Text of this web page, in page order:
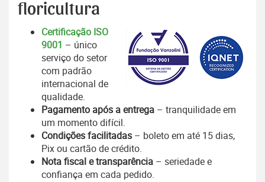
floricultura
Certificação ISO
9001 – único
serviço do setor
com padrão
internacional de
qualidade.
Pagamento após a entrega – tranquilidade em
um momento difícil.
Condições facilitadas – boleto em até 15 dias,
Pix ou cartão de crédito.
Nota fiscal e transparência – seriedade e
confiança em cada pedido.